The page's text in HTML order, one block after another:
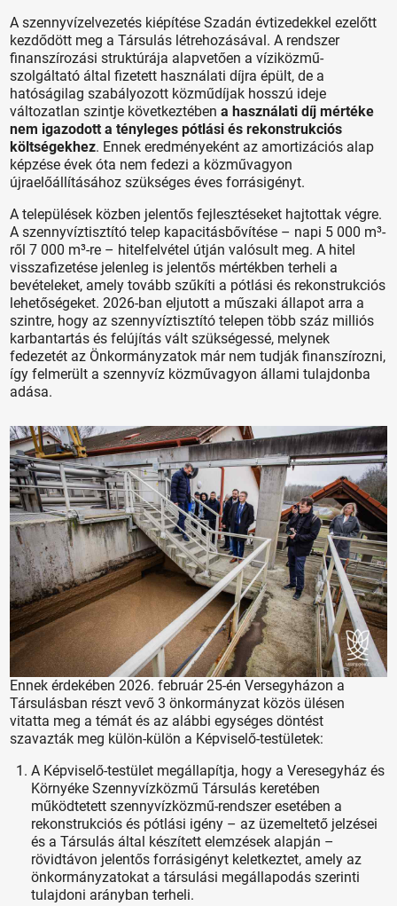
A szennyvízelvezetés kiépítése Szadán évtizedekkel ezelőtt
kezdődött meg a Társulás létrehozásával. A rendszer
finanszírozási struktúrája alapvetően a víziközmű-
szolgáltató által fizetett használati díjra épült, de a
hatóságilag szabályozott közműdíjak hosszú ideje
változatlan szintje következtébena használati díj mértéke
nem igazodott a tényleges pótlási és rekonstrukciós
költségekhez. Ennek eredményeként az amortizációs alap
képzése évek óta nem fedezi a közművagyon
újraelőállításához szükséges éves forrásigényt.
A települések közben jelentős fejlesztéseket hajtottak végre.
A szennyvíztisztító telep kapacitásbővítése – napi 5 000 m³-
ről 7 000 m³-re – hitelfelvétel útján valósult meg. A hitel
visszafizetése jelenleg is jelentős mértékben terheli a
bevételeket, amely tovább szűkíti a pótlási és rekonstrukciós
lehetőségeket. 2026-ban eljutott a műszaki állapot arra a
szintre, hogy az szennyvíztisztító telepen több száz milliós
karbantartás és felújítás vált szükségessé, melynek
fedezetét az Önkormányzatok már nem tudják finanszírozni,
így felmerült a szennyvíz közművagyon állami tulajdonba
adása.
Ennek érdekében 2026. február 25-én Versegyházon a
Társulásban részt vevő 3 önkormányzat közös ülésen
vitatta meg a témát és az alábbi egységes döntést
szavazták meg külön-külön a Képviselő-testületek:
A Képviselő-testület megállapítja, hogy a Veresegyház és
Környéke Szennyvízközmű Társulás keretében
működtetett szennyvízközmű-rendszer esetében a
rekonstrukciós és pótlási igény – az üzemeltető jelzései
és a Társulás által készített elemzések alapján –
rövidtávon jelentős forrásigényt keletkeztet, amely az
önkormányzatokat a társulási megállapodás szerinti
tulajdoni arányban terheli.